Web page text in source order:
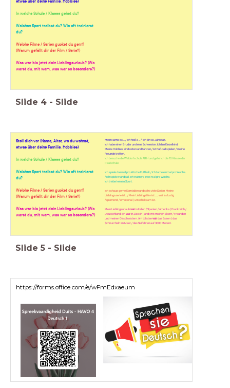
In welche Schule / Klasse gehst du?
Welchen Sport treibst du? Wie oft trainierst
du?
Welche Filme / Serien guckst du gern?
(Warum gefällt dir der Film / Serie?)
Was war bis jetzt dein Lieblingsurlaub? (Wo
warst du, mit wem, was war so besonders?)
Slide 4 - Slide
Stell dich vor (Name, Alter, wo du wohnst,
etwas über deine Familie, Hobbies)
In welche Schule / Klasse gehst du?
Welchen Sport treibst du? Wie oft trainierst
du?
Welche Filme / Serien guckst du gern?
(Warum gefällt dir der Film / Serie?)
Was war bis jetzt dein Lieblingsurlaub? (Wo
warst du, mit wem, was war so besonders?)
Mein Name ist ... / Ich heiße ... /Ich bin xx Jahre alt.
Ich habe einen Bruder und eine Schwester. Ich bin Einzelkind.
Meine Hobbies sind reiten und tanzen / ist Fußball spielen / meine
Freunde treffen.
Ich besuche die Waldorfschule ARH und gehe ich die 10. Klasse der
Realschule.
Ich spiele dreimal pro Woche Fußball. / Ich turne einmal pro Woche.
/ Ich spiele Handball. Ich trainiere zwei Mal pro Woche.
Ich treibe keinen Sport.
Ich schaue gerne Komödien und sehe viele Serien. Meine
Lieblingsserie ist... / Mein Lieblingsfilm ist .... , weil es lustig
/spannend / emotional / unterhaltsam ist.
Mein Lieblingsurlaubwarin Italien / Spanien / Amerika / Frankreich /
Deutschland. Ichwarin 20xx in (land) mit meinen Eltern / Freunden
und meinen Geschwistern. Am tollstenwardas Essen / das
Schnurcheln im Meer / das Skifahren auf 3000 Metern.
Slide 5 - Slide
https://forms.office.com/e/wFmEdxaeum